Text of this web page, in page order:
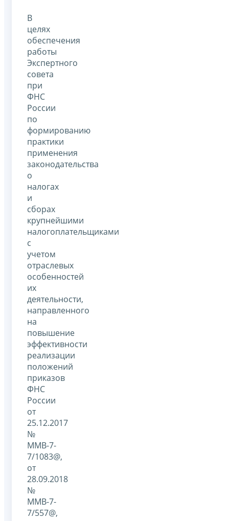
В
целях
обеспечения
работы
Экспертного
совета
при
ФНС
России
по
формированию
практики
применения
законодательства
о
налогах
и
сборах
крупнейшими
налогоплательщиками
с
учетом
отраслевых
особенностей
их
деятельности,
направленного
на
повышение
эффективности
реализации
положений
приказов
ФНС
России
от
25.12.2017
№
ММВ-7-
7/1083@,
от
28.09.2018
№
ММВ-7-
7/557@,